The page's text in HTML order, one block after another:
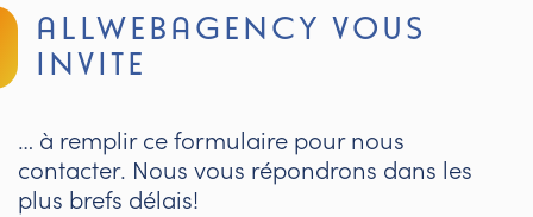
ALLWEBAGENCY VOUS
INVITE
… à remplir ce formulaire pour nous
contacter. Nous vous répondrons dans les
plus brefs délais!